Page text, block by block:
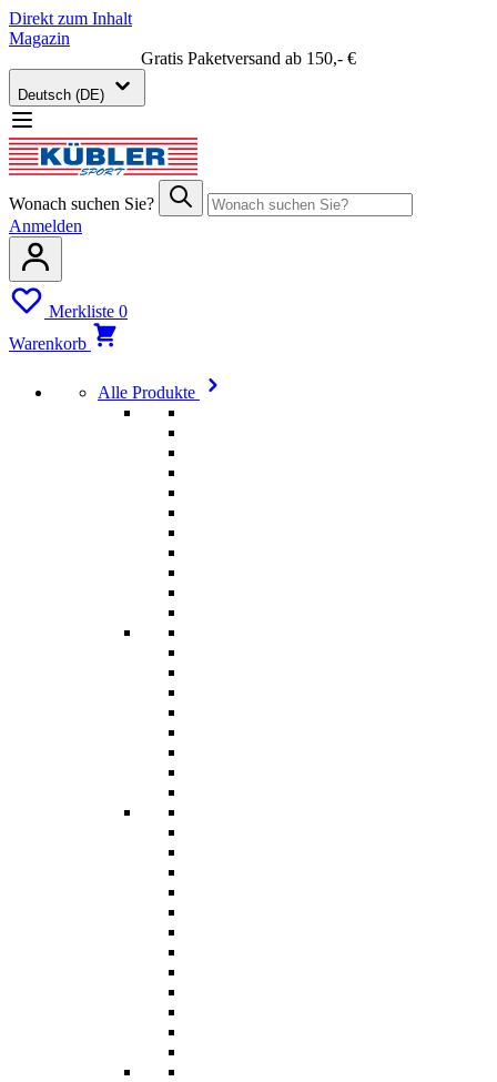
Direkt zum Inhalt
Magazin
Gratis Paketversand ab 150,- €
Deutsch (DE)
Wonach suchen Sie?
Anmelden
Merkliste 0
Warenkorb
Alle Produkte